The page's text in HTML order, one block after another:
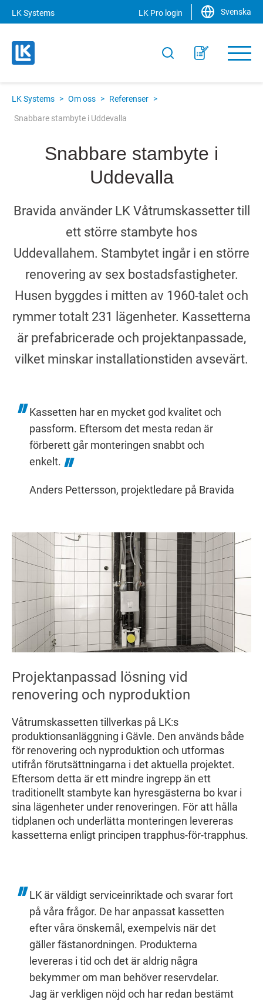
LK Systems LK Pro login Svenska
LK Systems > Om oss > Referenser >
Snabbare stambyte i Uddevalla
Snabbare stambyte i
Uddevalla
Bravida använder LK Våtrumskassetter till
ett större stambyte hos
Uddevallahem. Stambytet ingår i en större
renovering av sex bostadsfastigheter.
Husen byggdes i mitten av 1960-talet och
rymmer totalt 231 lägenheter. Kassetterna
är prefabricerade och projektanpassade,
vilket minskar installationstiden avsevärt.
Kassetten har en mycket god kvalitet och
passform. Eftersom det mesta redan är
förberett går monteringen snabbt och
enkelt.
Anders Pettersson, projektledare på Bravida
Projektanpassad lösning vid
renovering och nyproduktion
Våtrumskassetten tillverkas på LK:s
produktionsanläggning i Gävle. Den används både
för renovering och nyproduktion och utformas
utifrån förutsättningarna i det aktuella projektet.
Eftersom detta är ett mindre ingrepp än ett
traditionellt stambyte kan hyresgästerna bo kvar i
sina lägenheter under renoveringen. För att hålla
tidplanen och underlätta monteringen levereras
kassetterna enligt principen trapphus-för-trapphus.
LK är väldigt serviceinriktade och svarar fort
på våra frågor. De har anpassat kassetten
efter våra önskemål, exempelvis när det
gäller fästanordningen. Produkterna
levereras i tid och det är aldrig några
bekymmer om man behöver reservdelar.
Jag är verkligen nöjd och har redan bestämt